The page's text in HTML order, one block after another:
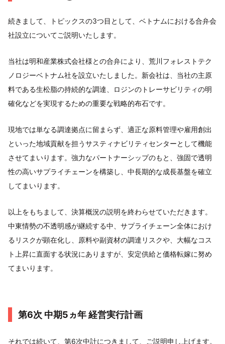
続きまして、トピックスの3つ目として、ベトナムにおける合弁会
社設立についてご説明いたします。
当社は明和産業株式会社様との合弁により、荒川フォレストテク
ノロジーベトナム社を設立いたしました。新会社は、当社の主原
料である生松脂の持続的な調達、ロジンのトレーサビリティの明
確化などを実現するための重要な戦略的布石です。
現地では単なる調達拠点に留まらず、適正な原料管理や雇用創出
といった地域貢献を担うサスティナビリティセンターとして機能
させてまいります。強力なパートナーシップのもと、強固で透明
性の高いサプライチェーンを構築し、中長期的な成長基盤を確立
してまいります。
以上をもちまして、決算概況の説明を終わらせていただきます。
中東情勢の不透明感が継続する中、サプライチェーン全体におけ
るリスクが顕在化し、原料や副資材の調達リスクや、大幅なコス
ト上昇に直面する状況にありますが、安定供給と価格転嫁に努め
てまいります。
第6次 中期5ヵ年 経営実行計画
それでは続いて、第6次中計につきまして、ご説明申し上げます。